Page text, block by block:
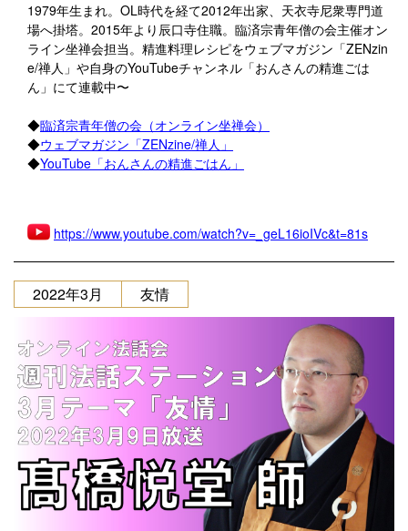
1979年生まれ。OL時代を経て2012年出家、天衣寺尼衆専門道
場へ掛塔。2015年より辰口寺住職。臨済宗青年僧の会主催オン
ライン坐禅会担当。精進料理レシピをウェブマガジン「ZENzin
e/禅人」や自身のYouTubeチャンネル「おんさんの精進ごは
ん」にて連載中〜
◆臨済宗青年僧の会（オンライン坐禅会）
◆ウェブマガジン「ZENzine/禅人」
◆YouTube「おんさんの精進ごはん」
https://www.youtube.com/watch?v=_geL16ioIVc&t=81s
2022年3月 友情